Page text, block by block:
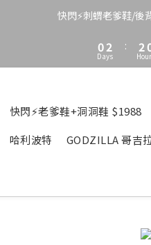
快閃⚡刺蝟老爹鞋/後
2
0
4
2
1
Days
:
4
2
1
快閃⚡老爹鞋+洞洞鞋 $1988
哈利波特 GODZILLA 哥吉